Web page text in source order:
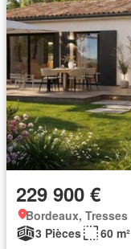
229 900 €
Bordeaux, Tresses
3 Pièces
60 m²